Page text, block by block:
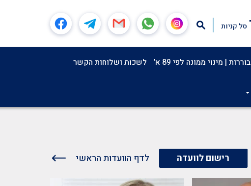
סל קניות
בוררות | מינוי ממונה לפי 89 א’ לשכות ושלוחות הקשר
רישום לוועדה לדף הוועדות הראשי